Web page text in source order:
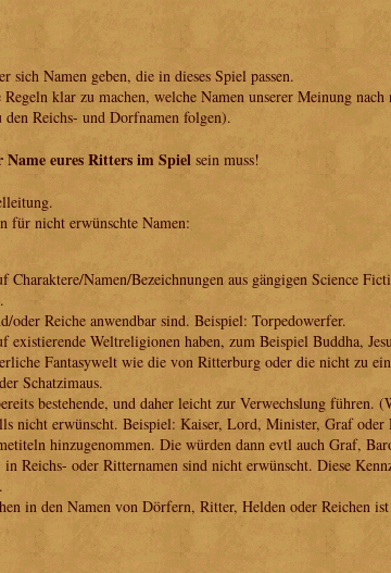
Namen geben, die in dieses Spiel passen.
klar zu machen, welche Namen unserer Meinung
Reichs- und Dorfnamen folgen).
eures Ritters im Spielsein muss!
für nicht erwünschte Namen:
Charaktere/Namen/Bezeichnungen aus gängigen Science
oder Reiche anwendbar sind. Beispiel: Torpedowerfer.
existierende Weltreligionen haben, zum Beispiel Buddha,
Fantasywelt wie die von Ritterburg oder die nicht zu
Schatzimaus.
bestehende, und daher leicht zur Verwechslung
nicht erwünscht. Beispiel: Kaiser, Lord, Minister, Graf
hinzugenommen. Die würden dann evtl auch Graf,
Reichs- oder Ritternamen sind nicht erwünscht. Diese
in den Namen von Dörfern, Ritter, Helden oder Reichen